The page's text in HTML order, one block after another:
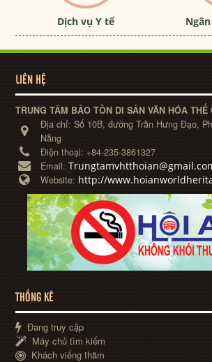
Dịch vụ Y tế
LIÊN HỆ
TRUNG TÂM BẢO TỒN DI SẢN VĂN HÓA
Địa chỉ:Số 10B, đường Trần Hưng Đạo,
Nẵng
Điện thoại: +84-235-3861327
Email:
Website: http://
THỐNG KÊ
Đang truy cập
Máy chủ tìm kiếm
Khách viếng thăm